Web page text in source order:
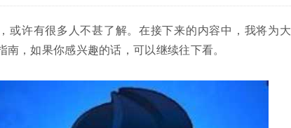
或许有很多人不甚了解。在接下来的内容中，我将为大
，如果你感兴趣的话，可以继续往下看。